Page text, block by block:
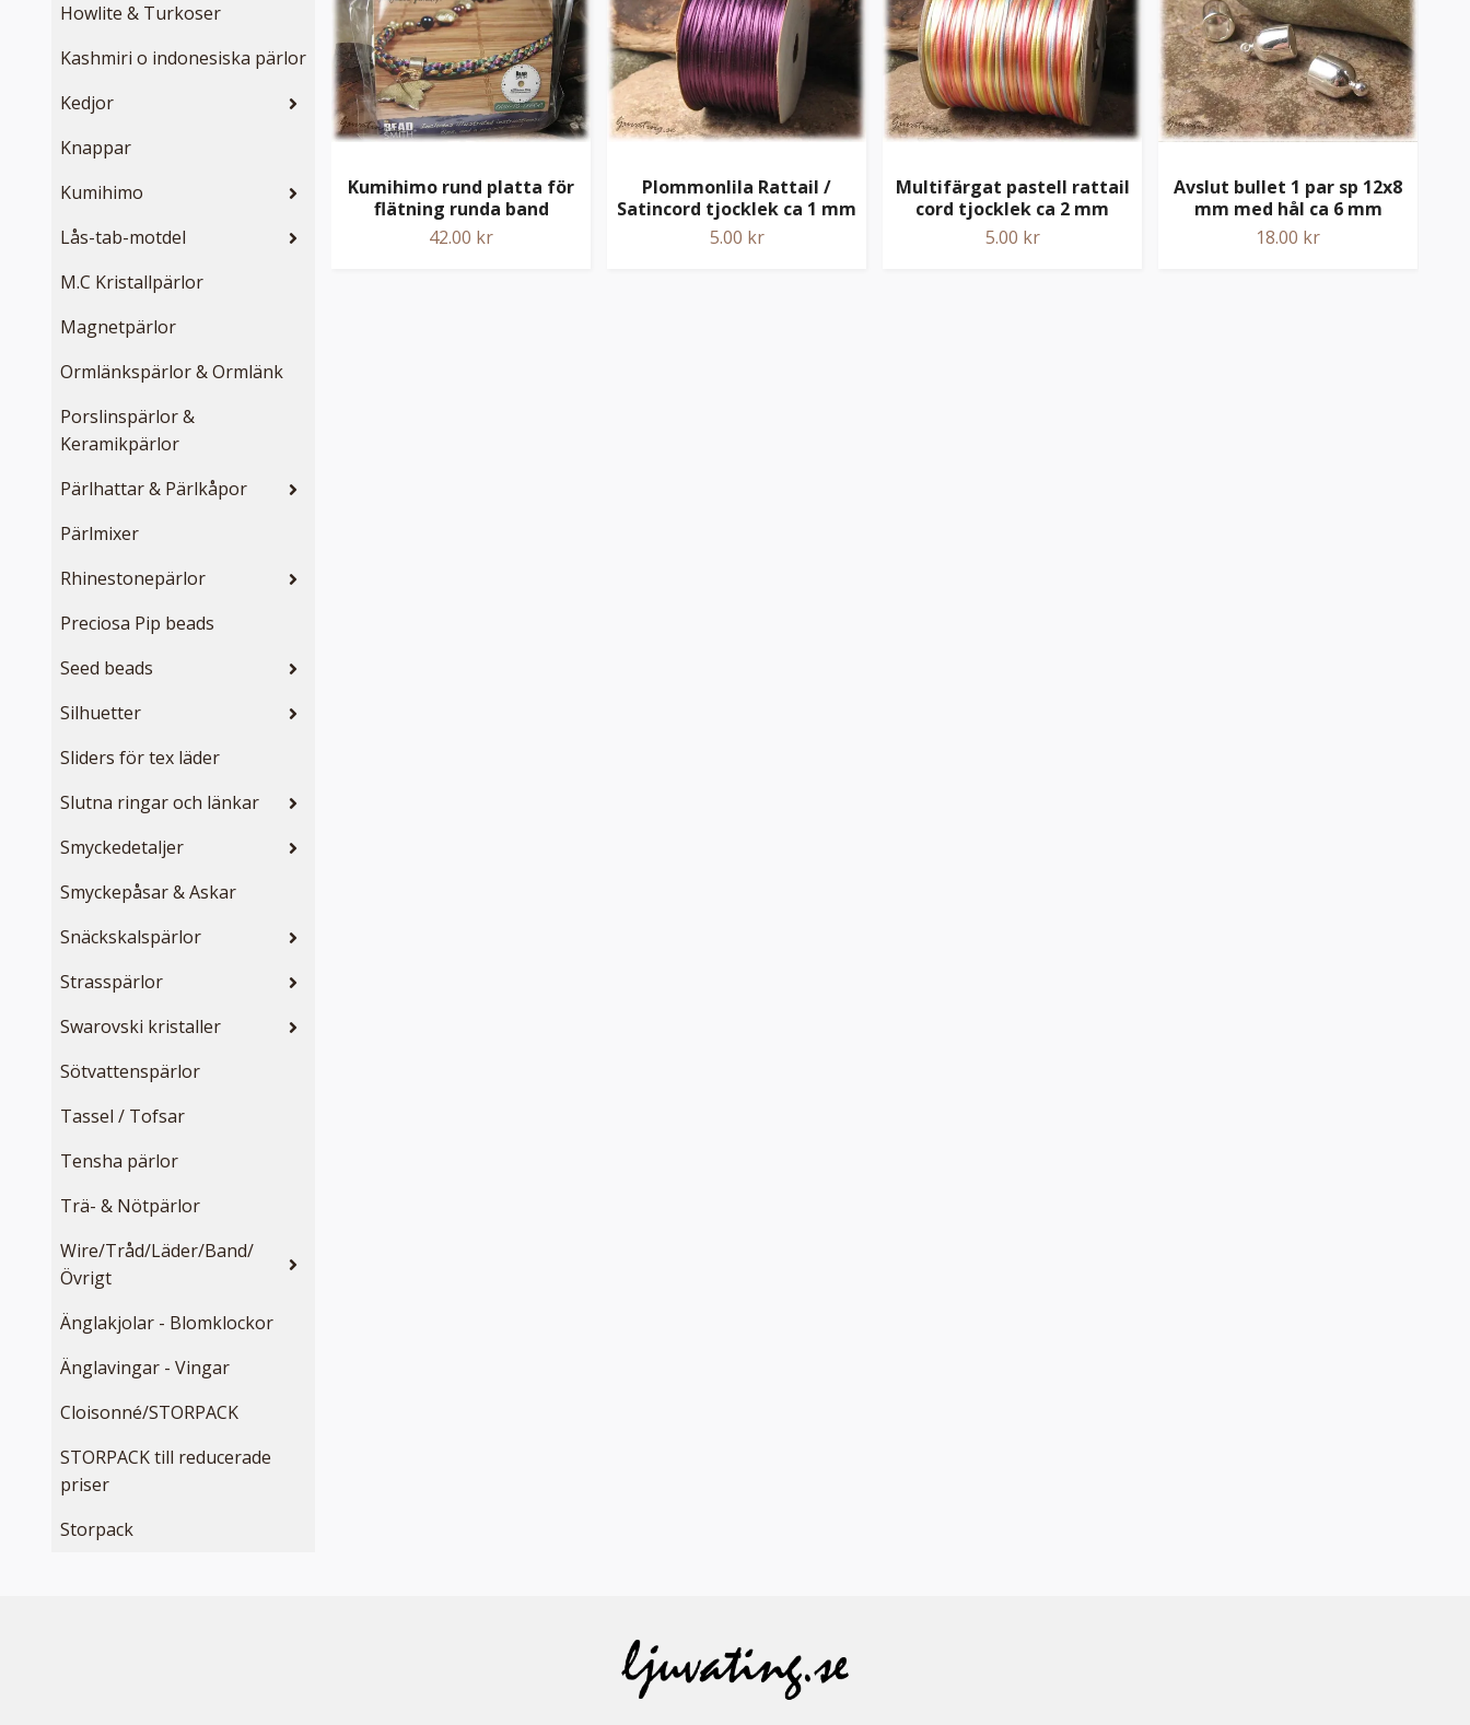
Howlite & Turkoser
Kashmiri o indonesiska pärlor
Kedjor
Knappar
Kumihimo
Lås-tab-motdel
M.C Kristallpärlor
Magnetpärlor
Ormlänkspärlor & Ormlänk
Porslinspärlor &
Keramikpärlor
Pärlhattar & Pärlkåpor
Pärlmixer
Rhinestonepärlor
Preciosa Pip beads
Seed beads
Silhuetter
Sliders för tex läder
Slutna ringar och länkar
Smyckedetaljer
Smyckepåsar & Askar
Snäckskalspärlor
Strasspärlor
Swarovski kristaller
Sötvattenspärlor
Tassel / Tofsar
Tensha pärlor
Trä- & Nötpärlor
Wire/Tråd/Läder/Band/
Övrigt
Änglakjolar - Blomklockor
Änglavingar - Vingar
Cloisonné/STORPACK
STORPACK till reducerade
priser
Storpack
Kumihimo rund platta för
flätning runda band
42.00 kr
Plommonlila Rattail /
Satincord tjocklek ca 1 mm
5.00 kr
Multifärgat pastell rattail
cord tjocklek ca 2 mm
5.00 kr
Avslut bullet 1 par sp 12x8
mm med hål ca 6 mm
18.00 kr